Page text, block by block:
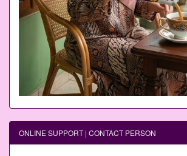
ONLINE SUPPORT | CONTACT PERSON